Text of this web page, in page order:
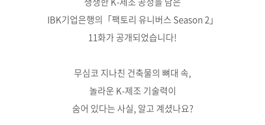
IBK기업은행의 「팩토리 유니버스 Season 2」
11화가 공개되었습니다!
무심코 지나친 건축물의 뼈대 속,
놀라운 K-제조 기술력이
숨어 있다는 사실, 알고 계셨나요?